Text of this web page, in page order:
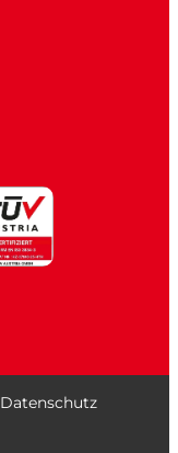
Datenschutz